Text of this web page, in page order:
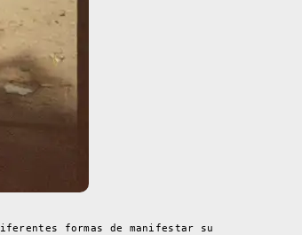
formas de manifestar su